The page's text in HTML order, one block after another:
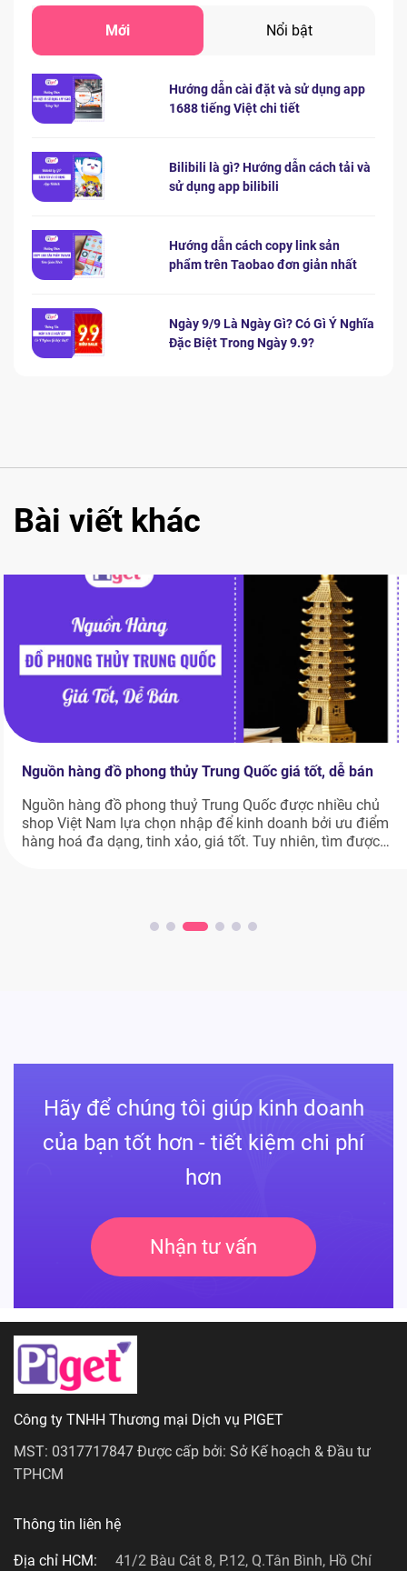
Mới Nổi bật
Hướng dẫn cài đặt và sử dụng app
1688 tiếng Việt chi tiết
Bilibili là gì? Hướng dẫn cách tải và
sử dụng app bilibili
Hướng dẫn cách copy link sản
phẩm trên Taobao đơn giản nhất
Ngày 9/9 Là Ngày Gì? Có Gì Ý Nghĩa
Đặc Biệt Trong Ngày 9.9?
Bài viết khác
Nguồn hàng đồ phong thủy Trung Quốc giá tốt, dễ bán
Nguồn hàng đồ phong thuỷ Trung Quốc được nhiều chủ
shop Việt Nam lựa chọn nhập để kinh doanh bởi ưu điểm
hàng hoá đa dạng, tinh xảo, giá tốt. Tuy nhiên, tìm được
Hãy để chúng tôi giúp kinh doanh
của bạn tốt hơn - tiết kiệm chi phí
hơn
Nhận tư vấn
Công ty TNHH Thương mại Dịch vụ PIGET
MST: 0317717847 Được cấp bởi: Sở Kế hoạch & Đầu tư
TPHCM
Thông tin liên hệ
Địa chỉ HCM:
41/2 Bàu Cát 8, P.12, Q.Tân Bình, Hồ Chí